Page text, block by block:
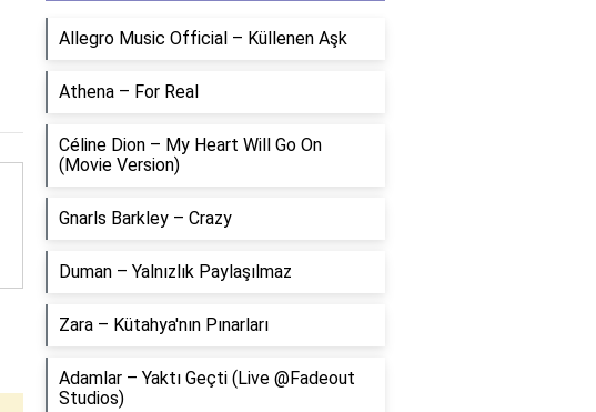
Allegro Music Official – Küllenen Aşk
Athena – For Real
Céline Dion – My Heart Will Go On
(Movie Version)
Gnarls Barkley – Crazy
Duman – Yalnızlık Paylaşılmaz
Zara – Kütahya'nın Pınarları
Adamlar – Yaktı Geçti (Live @Fadeout
Studios)